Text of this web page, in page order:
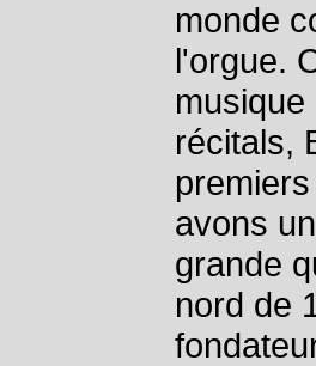
monde
l'orgue.
récitals,
avons
grande
nord de